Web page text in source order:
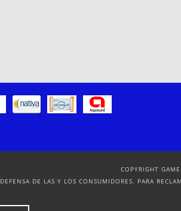
COPYRIGHT
DEFENSA DE LAS Y LOS CONSUMIDORES. PARA